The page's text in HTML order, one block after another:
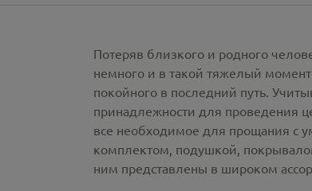
Потеряв близкого и родного
немного и в такой тяжелый момент
покойного в последний путь.
принадлежности для проведения
все необходимое для прощания с
комплектом, подушкой,
ним представлены в широком